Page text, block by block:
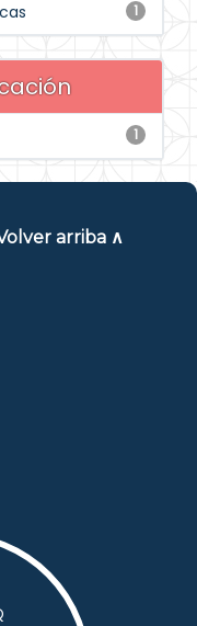
1
1
arriba ∧